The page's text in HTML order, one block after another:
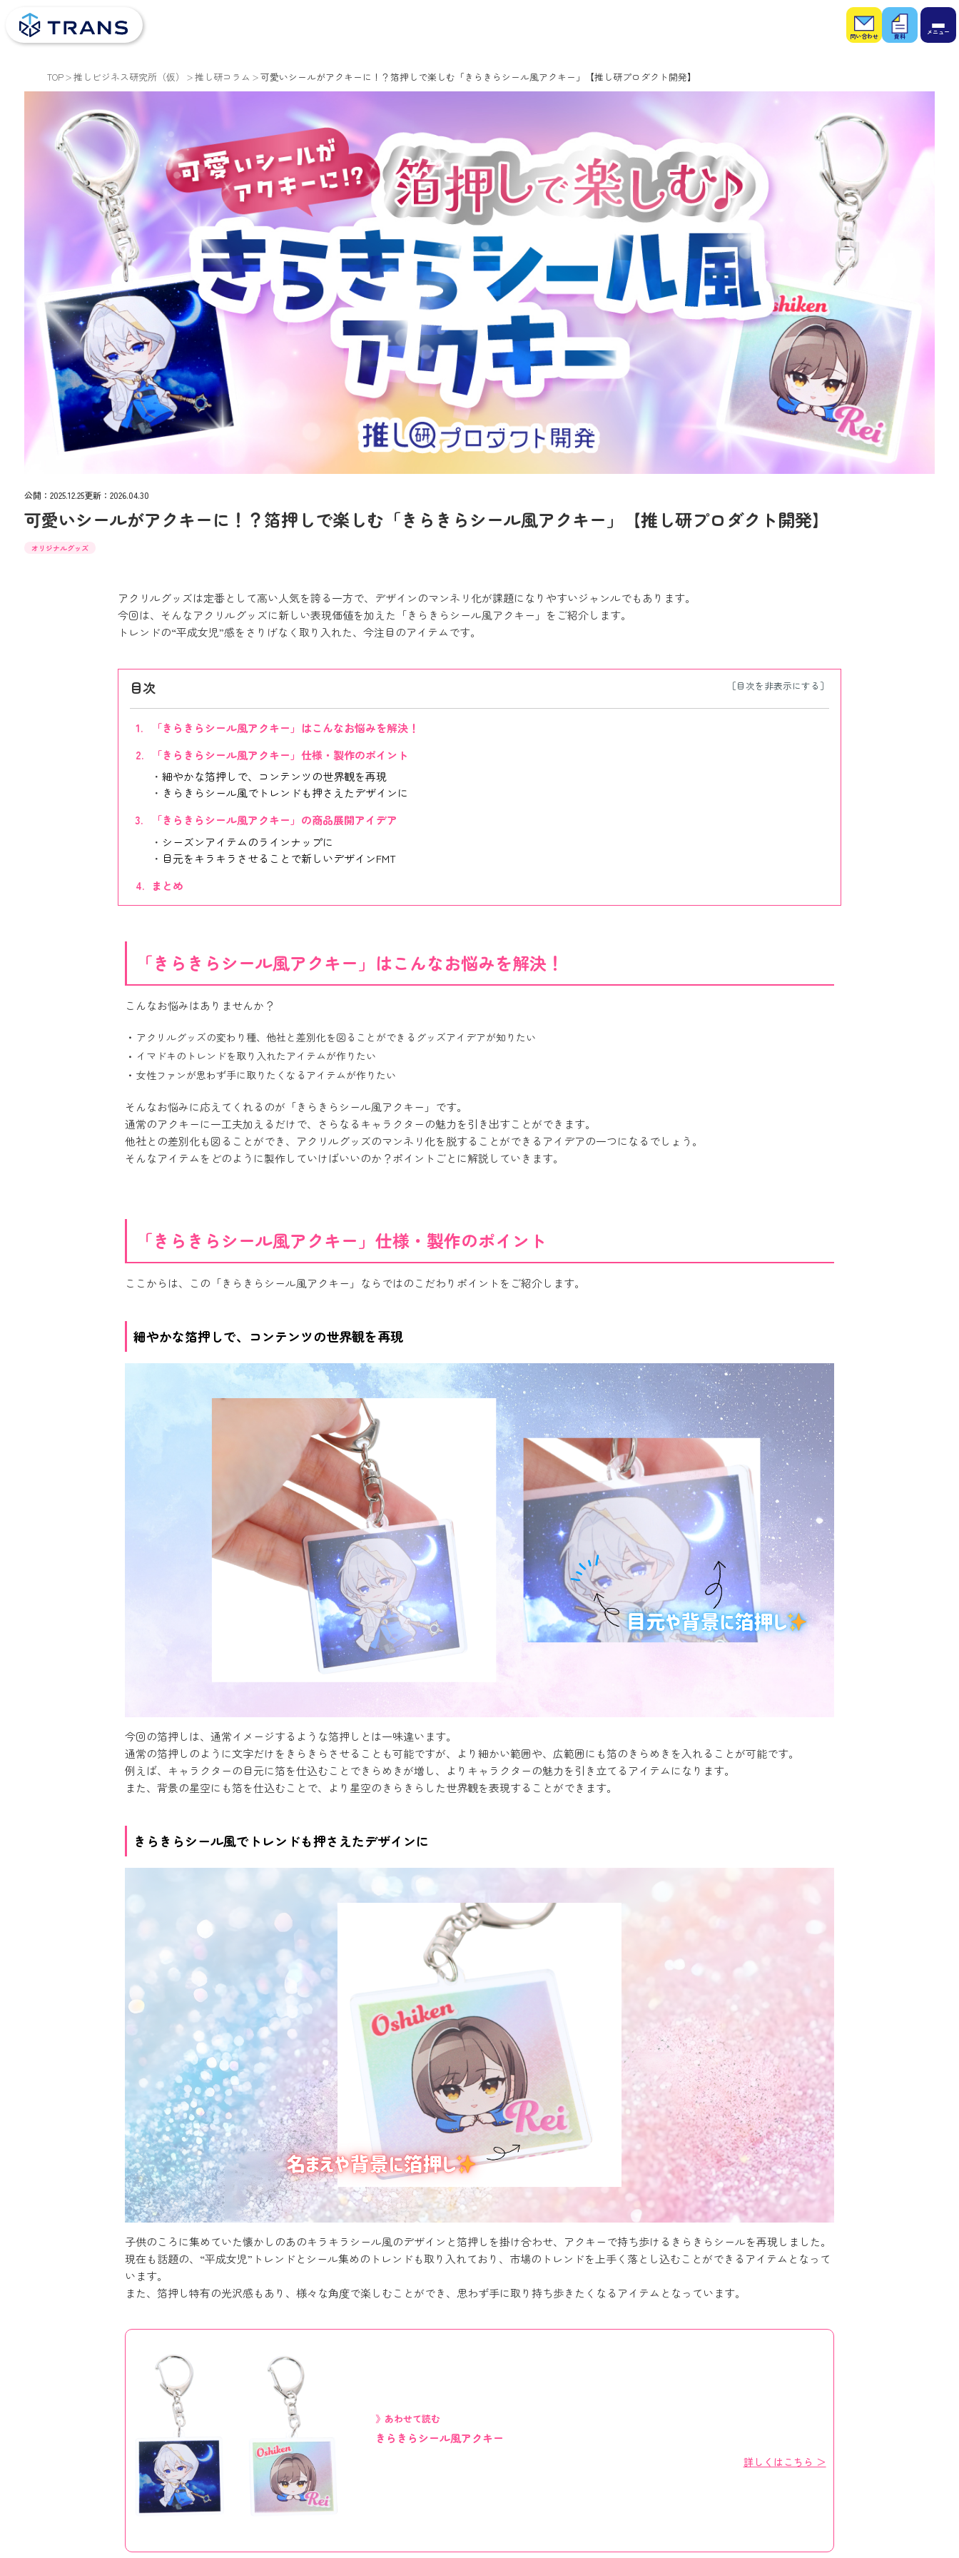
お問
い合
わせ
お役
立ち
資料
TOP 推しビジネス研究所（仮） 推し研コラム 可愛いシールがアクキーに！？箔押しで楽しむ「きらきらシール風アクキー」【推し研プロダクト開発】
公開： 2025.12.25更新： 2026.04.30
可愛いシールがアクキーに！？箔押しで楽しむ「きらきらシール風アクキー」【推し研プロダクト開発】
オリジナルグッズ
アクリルグッズは定番として高い人気を誇る一方で、デザインのマンネリ化が課題になりやすいジャンルでもあります。
今回は、そんなアクリルグッズに新しい表現価値を加えた「きらきらシール風アクキー」をご紹介します。
トレンドの“平成女児”感をさりげなく取り入れた、今注目のアイテムです。
目次
「きらきらシール風アクキー」はこんなお悩みを解決！
「きらきらシール風アクキー」仕様・製作のポイント
細やかな箔押しで、コンテンツの世界観を再現
きらきらシール風でトレンドも押さえたデザインに
「きらきらシール風アクキー」の商品展開アイデア
シーズンアイテムのラインナップに
目元をキラキラさせることで新しいデザインFMT
まとめ
「きらきらシール風アクキー」はこんなお悩みを解決！
こんなお悩みはありませんか？
アクリルグッズの変わり種、他社と差別化を図ることができるグッズアイデアが知りたい
イマドキのトレンドを取り入れたアイテムが作りたい
女性ファンが思わず手に取りたくなるアイテムが作りたい
そんなお悩みに応えてくれるのが「きらきらシール風アクキー」です。
通常のアクキーに一工夫加えるだけで、さらなるキャラクターの魅力を引き出すことができます。
他社との差別化も図ることができ、アクリルグッズのマンネリ化を脱することができるアイデアの一つになるでしょう。
そんなアイテムをどのように製作していけばいいのか？ポイントごとに解説していきます。
「きらきらシール風アクキー」仕様・製作のポイント
ここからは、この「きらきらシール風アクキー」ならではのこだわりポイントをご紹介します。
細やかな箔押しで、コンテンツの世界観を再現
今回の箔押しは、通常イメージするような箔押しとは一味違います。
通常の箔押しのように文字だけをきらきらさせることも可能ですが、より細かい範囲や、広範囲にも箔のきらめきを入れることが可能です。
例えば、キャラクターの目元に箔を仕込むことできらめきが増し、よりキャラクターの魅力を引き立てるアイテムになります。
また、背景の星空にも箔を仕込むことで、より星空のきらきらした世界観を表現することができます。
きらきらシール風でトレンドも押さえたデザインに
子供のころに集めていた懐かしのあのキラキラシール風のデザインと箔押しを掛け合わせ、アクキーで持ち歩けるきらきらシールを再現しました。
現在も話題の、“平成女児”トレンドとシール集めのトレンドも取り入れており、市場のトレンドを上手く落とし込むことができるアイテムとなって
います。
また、箔押し特有の光沢感もあり、様々な角度で楽しむことができ、思わず手に取り持ち歩きたくなるアイテムとなっています。
》あわせて読む
きらきらシール風アクキー
詳しくはこちら ＞